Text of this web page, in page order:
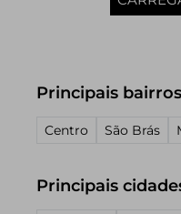
Principais
Centro São Brás
Principais